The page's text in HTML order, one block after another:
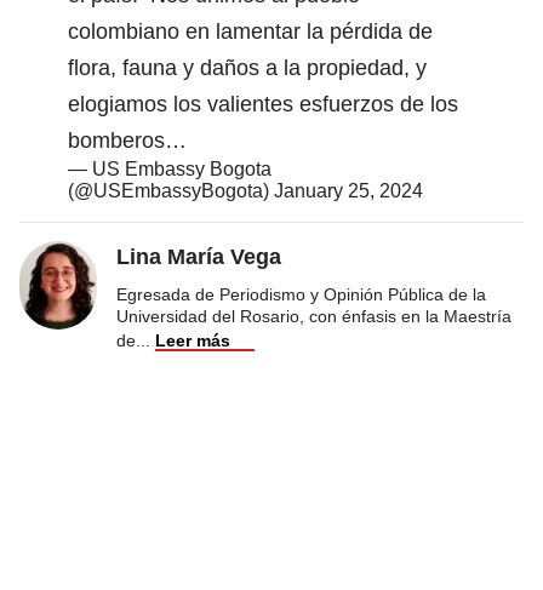
colombiano en lamentar la pérdida de
flora, fauna y daños a la propiedad, y
elogiamos los valientes esfuerzos de los
bomberos…
— US Embassy Bogota
(@USEmbassyBogota) January 25, 2024
Lina María Vega
Egresada de Periodismo y Opinión Pública de la
Universidad del Rosario, con énfasis en la Maestría
de
Leer más